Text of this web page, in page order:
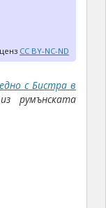
CC BY-NC-ND
с Бистра в
румънската